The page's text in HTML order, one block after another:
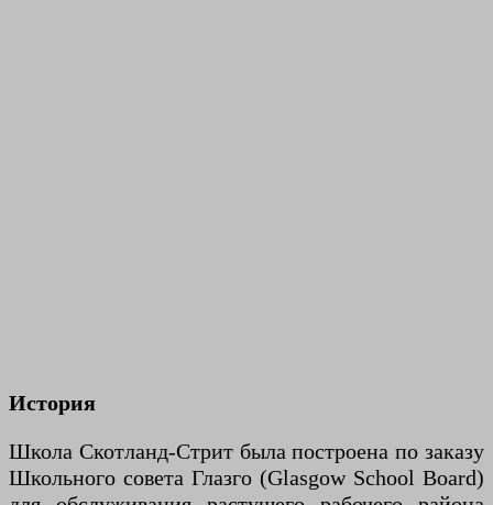
История
Школа Скотланд-Стрит была построена по заказу
Школьного совета Глазго (Glasgow School Board)